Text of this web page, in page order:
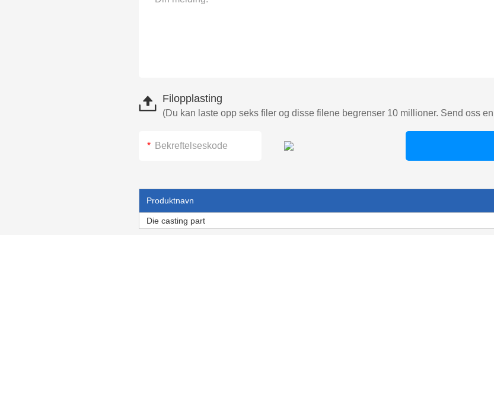
Filopplasting
(Du kan laste opp seks filer og disse filene begrenser 10 millioner. Send oss
Produktnavn
Die casting part